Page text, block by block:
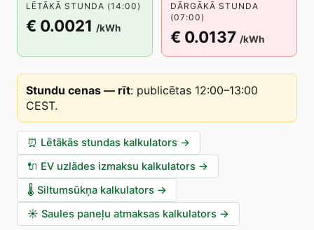
LĒTĀKĀ STUNDA (14:00)
€ 0.0021 /kWh
DĀRGĀKĀ STUNDA
(07:00)
€ 0.0137 /kWh
Stundu cenas — rīt: publicētas 12:00–13:00
CEST.
⏰ Lētākās stundas kalkulators →
🔌 EV uzlādes izmaksu kalkulators →
🌡️ Siltumsūkņa kalkulators →
☀️ Saules paneļu atmaksas kalkulators →